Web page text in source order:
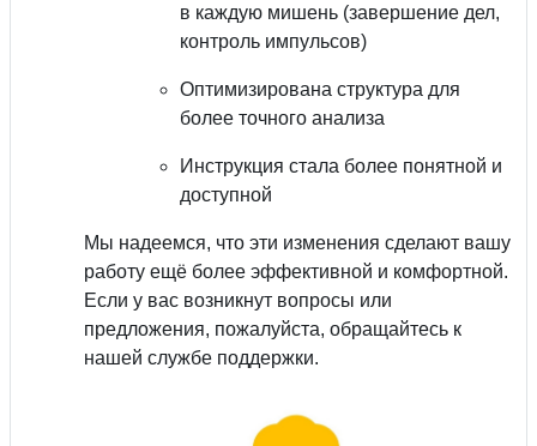
в каждую мишень (завершение дел,
контроль импульсов)
Оптимизирована структура для
более точного анализа
Инструкция стала более понятной и
доступной
Мы надеемся, что эти изменения сделают вашу
работу ещё более эффективной и комфортной.
Если у вас возникнут вопросы или
предложения, пожалуйста, обращайтесь к
нашей службе поддержки.